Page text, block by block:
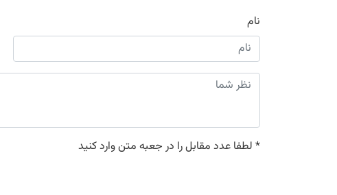
نام
* لطفا عدد مقابل را در جعبه متن وارد کنید